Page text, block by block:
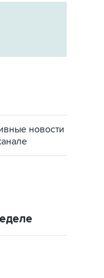
новости